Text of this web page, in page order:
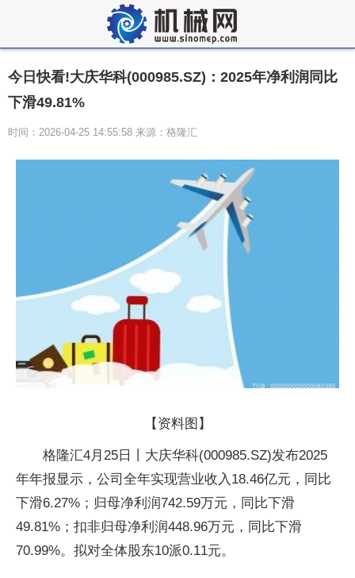
今日快看!大庆华科(000985.SZ)：2025年净利润同比
下滑49.81%
时间：2026-04-25 14:55:58 来源：格隆汇
【资料图】
格隆汇4月25日丨大庆华科(000985.SZ)发布2025
年年报显示，公司全年实现营业收入18.46亿元，同比
下滑6.27%；归母净利润742.59万元，同比下滑
49.81%；扣非归母净利润448.96万元，同比下滑
70.99%。拟对全体股东10派0.11元。